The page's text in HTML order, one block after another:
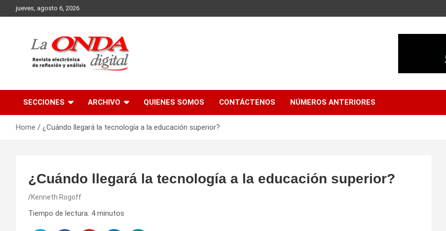
to
jueves, agosto 6, 2026
SECCIONES ARCHIVO QUIENES SOMOS CONTÁCTENOS NÚMEROS ANTERIORES
Home ¿Cuándo llegará la tecnología a la educación superior?
¿Cuándo llegará la tecnología a la educación superior?
Kenneth Rogoff
Tiempo de lectura: 4 minutos